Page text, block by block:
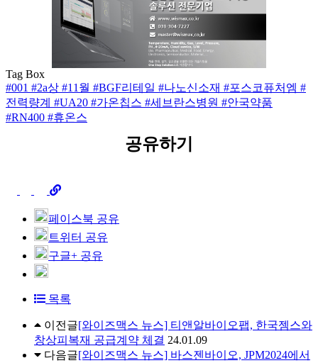
Tag Box
#001 #2a상 #11월 #BGF리테일 #나노신소재 #포스코퓨처엠 #
전력량계 #UA20 #가온칩스 #세브란스병원 #안국약품
#RN400 #휴온스
공유하기
페이스북 공유
트위터 공유
구글+ 공유
목록
이전글[와이즈맥스 뉴스] 티앤알바이오팹, 한국젬스와
창상피복재 공급계약 체결 24.01.09
다음글[와이즈맥스 뉴스] 바스젠바이오, JPM2024에서